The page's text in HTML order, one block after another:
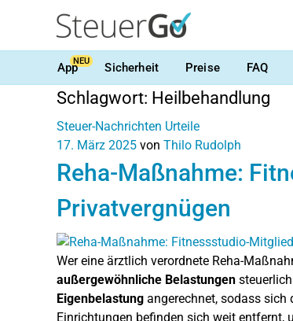
AppNEU Sicherheit Preise FAQ
Schlagwort: Heilbehandlung
Steuer-Nachrichten Urteile
17. März 2025 von Thilo Rudolph
Reha-Maßnahme:
Privatvergnügen
Wer eine ärztlich verordnete Reha-
außergewöhnliche Belastungen
Eigenbelastung angerechnet, sodass sich
Einrichtungen befinden sich weit entfernt,